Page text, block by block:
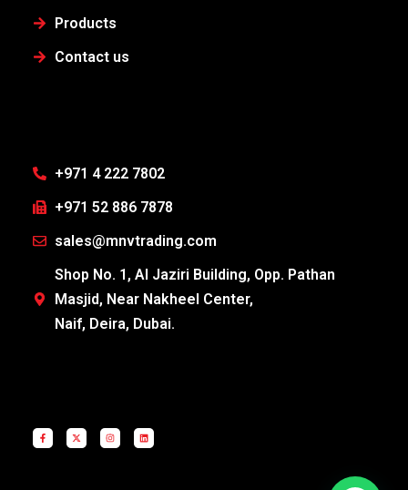
Products
Contact us
+971 4 222 7802
+971 52 886 7878
sales@mnvtrading.com
Shop No. 1, Al Jaziri Building, Opp. Pathan
Masjid, Near Nakheel Center,
Naif, Deira, Dubai.